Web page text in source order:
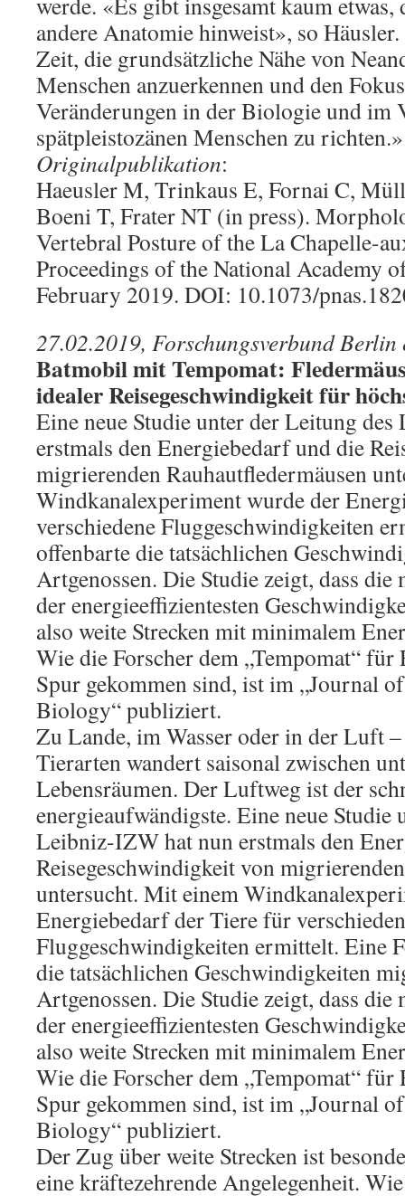
andere Anatomie hinweist», so
Zeit, die grundsätzliche Nähe von
Menschen anzuerkennen und den
Veränderungen in der Biologie und im
spätpleistozänen Menschen zu richten.»
Originalpublikation:
Haeusler M, Trinkaus E, Fornai C,
Boeni T, Frater NT (in press).
Vertebral Posture of the La Chapelle-
Proceedings of the National Academy
February 2019. DOI: 10.1073/
27.02.2019, Forschungsverbund Berlin
Batmobil mit Tempomat:
idealer Reisegeschwindigkeit für
Eine neue Studie unter der Leitung
erstmals den Energiebedarf und die
migrierenden Rauhautfledermäusen
Windkanalexperiment wurde der
verschiedene Fluggeschwindigkeiten
offenbarte die tatsächlichen
Artgenossen. Die Studie zeigt, dass
der energieeffizientesten
also weite Strecken mit minimalem
Wie die Forscher dem „Tempomat“ für
Spur gekommen sind, ist im „Journal
Biology“ publiziert.
Zu Lande, im Wasser oder in der Luft
Tierarten wandert saisonal zwischen
Lebensräumen. Der Luftweg ist der
energieaufwändigste. Eine neue Studie
Leibniz-IZW hat nun erstmals den
Reisegeschwindigkeit von
untersucht. Mit einem
Energiebedarf der Tiere für
Fluggeschwindigkeiten ermittelt. Eine
die tatsächlichen Geschwindigkeiten
Artgenossen. Die Studie zeigt, dass
der energieeffizientesten
also weite Strecken mit minimalem
Wie die Forscher dem „Tempomat“ für
Spur gekommen sind, ist im „Journal
Biology“ publiziert.
Der Zug über weite Strecken ist
eine kräftezehrende Angelegenheit.